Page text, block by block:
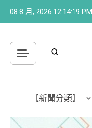
08 8 月, 2026 12:14:21 PM
【新聞分類】